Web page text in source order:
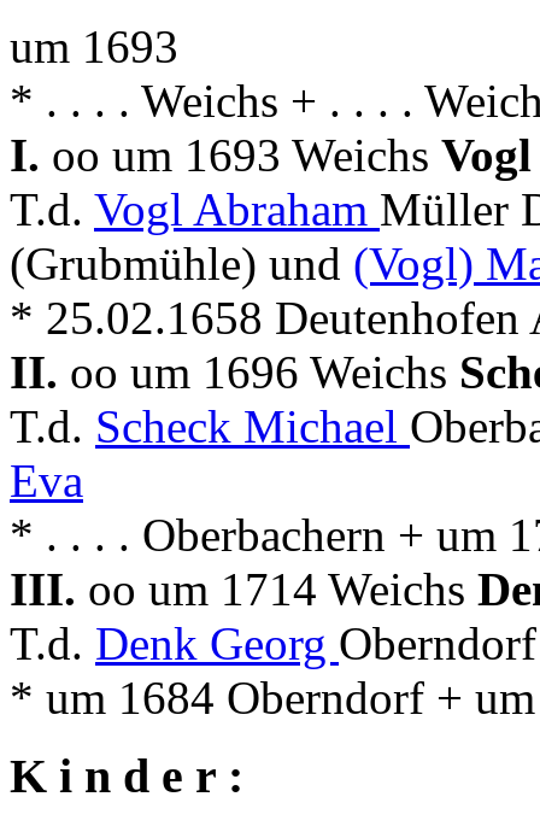
um 1693
* . . . . Weichs + . . . .
I. oo um 1693 Weichs
T.d. Vogl Abraham Müller
(Grubmühle) und (Vogl)
* 25.02.1658 Deutenhofen
II. oo um 1696 Weichs
T.d. Scheck Michael
Eva
* . . . . Oberbachern + um
III. oo um 1714 Weichs
T.d. Denk Georg
* um 1684 Oberndorf +
K i n d e r :